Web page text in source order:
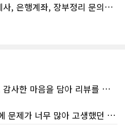
스몰 비지니스를 위한 회계사, 은행계좌, 장부정리 문의드립니다.
박문호 딜러님께 너무나도 감사한 마음을 담아 리뷰를 남깁니다.
후 차를 구매하고 싶었습니다. 그러던 중 사우스포인트의 박문호 딜러님을 만나면서 그동안의 고민이 모두 해결되었습니다.